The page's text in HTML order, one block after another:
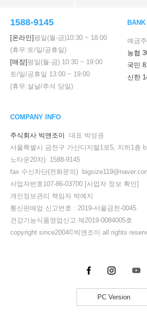
1588-9145
[온라인]평일(월-금)10:30 ~ 18:00
(휴무:토/일/공휴일)
[매장]평일(월-금) 10:30 ~ 19:00
토/일/공휴일 13:00 ~ 19:00
(휴무:설날/추석 당일)
BANK
예금
농협
국민
신한
COMPANY INFO
주식회사 빅앤조이
대표 박성권
서울특별시 금천구 가산디지털1로5, 지하1층
노타운20차) 1588-9145
fax 수신차단(전화문의)
사업자번호107-86-03700 [사업자 정보 확인]
개인정보관리 책임자 박예지
통신판매업 신고번호 : 2019-서울금천-0045
건강기능식품영업신고 제2019-0084005호
copyright since2004©빅앤조이 all rights
PC Version